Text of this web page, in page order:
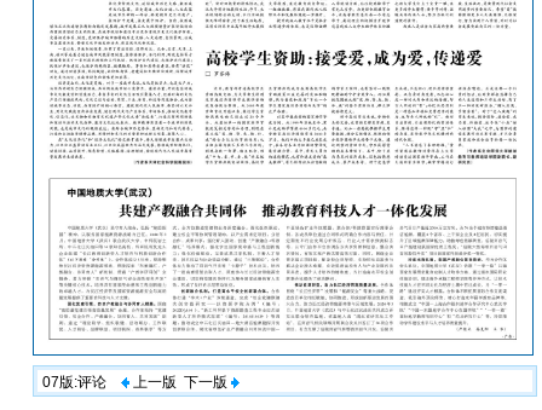
07版:评论 上一版 下一版